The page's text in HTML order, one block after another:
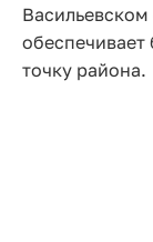
точку района.